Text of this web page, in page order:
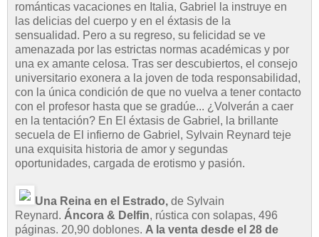
románticas vacaciones en Italia, Gabriel la instruye en
las delicias del cuerpo y en el éxtasis de la
sensualidad. Pero a su regreso, su felicidad se ve
amenazada por las estrictas normas académicas y por
una ex amante celosa. Tras ser descubiertos, el consejo
universitario exonera a la joven de toda responsabilidad,
con la única condición de que no vuelva a tener contacto
con el profesor hasta que se gradúe... ¿Volverán a caer
en la tentación? En El éxtasis de Gabriel, la brillante
secuela de El infierno de Gabriel, Sylvain Reynard teje
una exquisita historia de amor y segundas
oportunidades, cargada de erotismo y pasión.
Una Reina en el Estrado, de Sylvain
Reynard. Áncora & Delfin, rústica con solapas, 496
páginas. 20,90 doblones. A la venta desde el 28 de